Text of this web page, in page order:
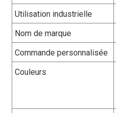
Utilisation industrielle
Nom de marque
Commande personnalisée
Couleurs